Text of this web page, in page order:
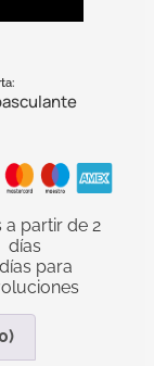
a partir de 2
días
para